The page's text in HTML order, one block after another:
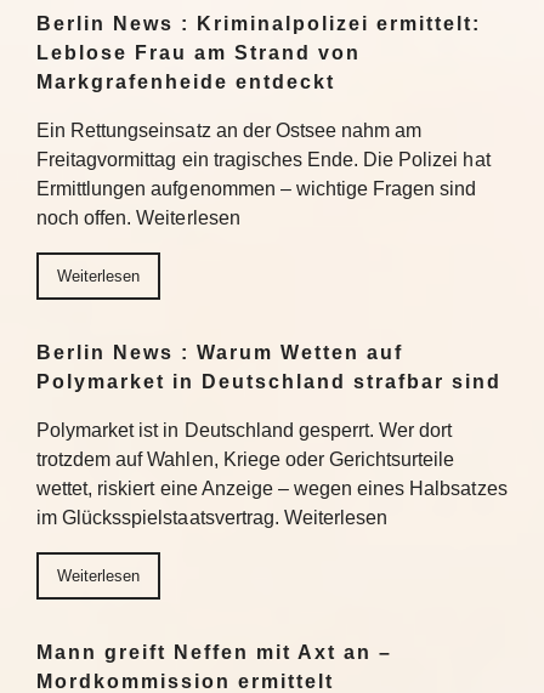
Berlin News : Kriminalpolizei ermittelt:
Leblose Frau am Strand von
Markgrafenheide entdeckt
Ein Rettungseinsatz an der Ostsee nahm am
Freitagvormittag ein tragisches Ende. Die Polizei hat
Ermittlungen aufgenommen – wichtige Fragen sind
noch offen. Weiterlesen
Weiterlesen
Berlin News : Warum Wetten auf
Polymarket in Deutschland strafbar sind
Polymarket ist in Deutschland gesperrt. Wer dort
trotzdem auf Wahlen, Kriege oder Gerichtsurteile
wettet, riskiert eine Anzeige – wegen eines Halbsatzes
im Glücksspielstaatsvertrag. Weiterlesen
Weiterlesen
Mann greift Neffen mit Axt an –
Mordkommission ermittelt